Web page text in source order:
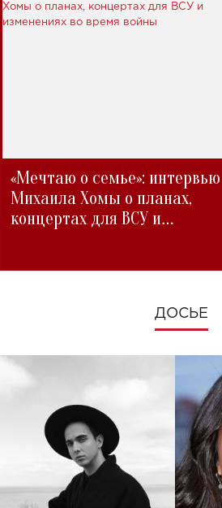
«Мечтаю о семье»: интервью
Михаила Хомы о планах,
концертах для ВСУ и
ДОСЬЕ